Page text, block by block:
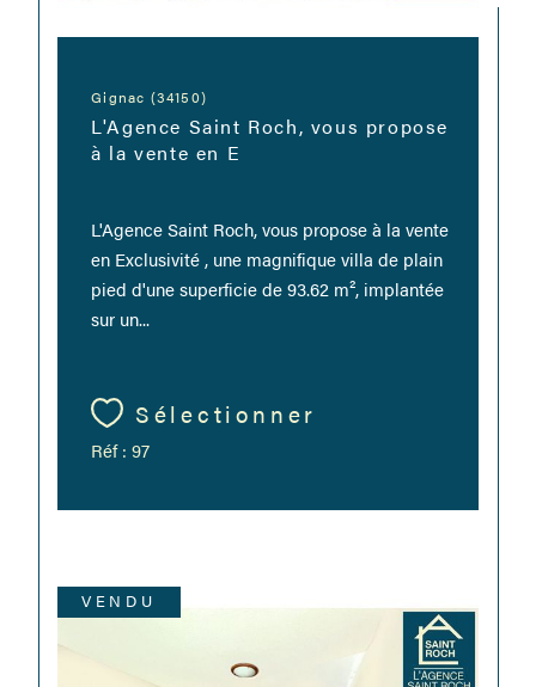
Gignac (34150)
L'Agence Saint Roch, vous propose
à la vente en E
L'Agence Saint Roch, vous propose à la vente
en Exclusivité , une magnifique villa de plain
pied d'une superficie de 93.62 m², implantée
sur un...
Sélectionner
Réf : 97
VENDU